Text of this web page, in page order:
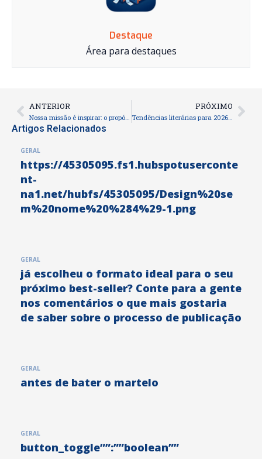
Destaque
Área para destaques
Prev
ANTERIOR PRÓXIMO
Tendências literárias para 2026: o que os autores independentes podem esperar
Artigos Relacionados
GERAL
https://45305095.fs1.hubspotuserconte
nt-
na1.net/hubfs/45305095/Design%20se
m%20nome%20%284%29-1.png
GERAL
já escolheu o formato ideal para o seu
próximo best-seller? Conte para a gente
nos comentários o que mais gostaria
de saber sobre o processo de publicação
GERAL
antes de bater o martelo
GERAL
button_toggle””:””boolean””